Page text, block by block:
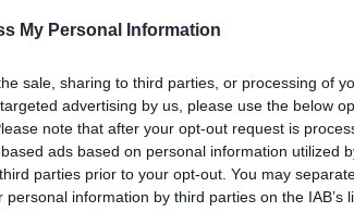
My Personal Information
sale, sharing to third parties, or processing of
advertising by us, please use the below
note that after your opt-out request is
ads based on personal information utilized
parties prior to your opt-out. You may
information by third parties on the IAB’s